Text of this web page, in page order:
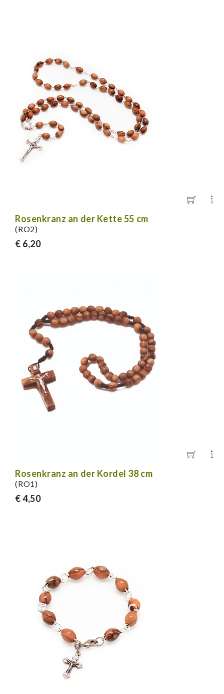
Rosenkranz an der Kette 55 cm
(RO2)
€ 6,20
Rosenkranz an der Kordel 38 cm
(RO1)
€ 4,50